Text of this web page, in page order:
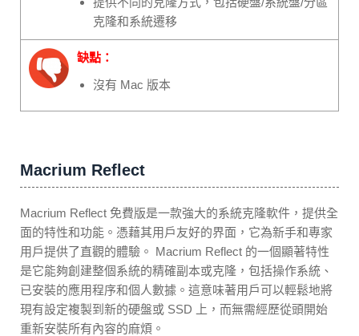
克隆和系統遷移
缺點：
沒有 Mac 版本
Macrium Reflect
Macrium Reflect 免費版是一款強大的系統克隆軟件，提供全
面的特性和功能。憑藉其用戶友好的界面，它為新手和專家
用戶提供了直觀的體驗。 Macrium Reflect 的一個顯著特性
是它能夠創建整個系統的精確副本或克隆，包括操作系統、
已安裝的應用程序和個人數據。這意味著用戶可以輕鬆地將
現有設定複製到新的硬盤或 SSD 上，而無需經歷從頭開始
重新安裝所有內容的麻煩。